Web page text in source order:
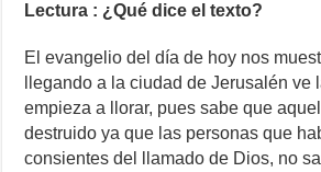
Lectura : ¿Qué dice el texto?
El evangelio del día de hoy nos
llegando a la ciudad de Jerusalén ve
empieza a llorar, pues sabe que
destruido ya que las personas que
consientes del llamado de Dios, no